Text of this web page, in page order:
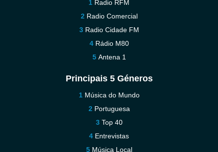
Radio RFM
Radio Comercial
Radio Cidade FM
Rádio M80
Antena 1
Principais 5 Géneros
Música do Mundo
Portuguesa
Top 40
Entrevistas
Música Local